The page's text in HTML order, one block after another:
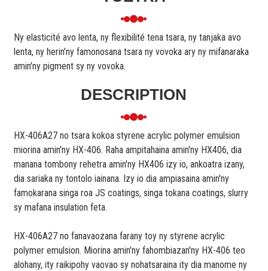
Ny elasticité avo lenta, ny flexibilité tena tsara, ny tanjaka avo
lenta, ny herin'ny famonosana tsara ny vovoka ary ny mifanaraka
amin'ny pigment sy ny vovoka.
DESCRIPTION
HX-406A27 no tsara kokoa styrene acrylic polymer emulsion
miorina amin'ny HX-406. Raha ampitahaina amin'ny HX406, dia
manana tombony rehetra amin'ny HX406 izy io, ankoatra izany,
dia sariaka ny tontolo iainana. Izy io dia ampiasaina amin'ny
famokarana singa roa JS coatings, singa tokana coatings, slurry
sy mafana insulation feta.
HX-406A27 no fanavaozana farany toy ny styrene acrylic
polymer emulsion. Miorina amin'ny fahombiazan'ny HX-406 teo
alohany, ity raikipohy vaovao sy nohatsaraina ity dia manome ny